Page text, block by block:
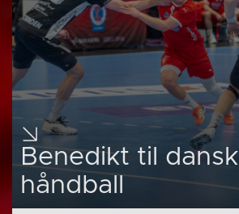
Benedikt til dansk
håndball